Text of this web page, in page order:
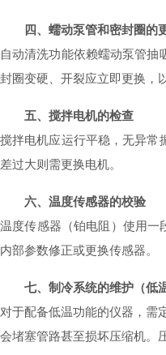
四、蠕动泵管和密封圈的
自动清洗功能依赖蠕动泵管
封圈变硬、开裂应立即更换，
五、搅拌电机的检查
搅拌电机应运行平稳，无异常
差过大则需更换电机。
六、温度传感器的校验
温度传感器（铂电阻）使用
内部参数修正或更换传感器。
七、制冷系统的维护（低
对于配备低温功能的仪器，需
会堵塞管路甚至损坏压缩机。